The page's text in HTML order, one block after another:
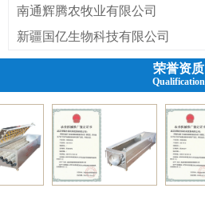
南通辉腾农牧业有限公司
新疆国亿生物科技有限公司
荣誉资质
Qualification